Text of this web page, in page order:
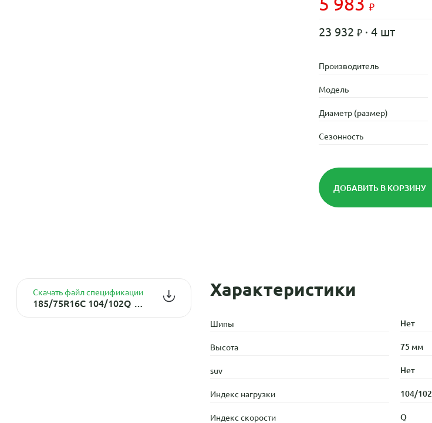
23 932 · 4 шт
Производитель
Модель
Диаметр (размер)
Сезонность
ДОБАВИТЬ В КОРЗИНУ
Скачать файл спецификации
185/75R16C 104/102Q Кама-365 LT (НК-243) TL
Характеристики
Шипы Нет
Высота 75 мм
suv Нет
Индекс нагрузки 104/102
Индекс скорости Q